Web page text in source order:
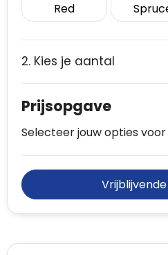
Red
2. Kies je aantal
Prijsopgave
Selecteer jouw opties